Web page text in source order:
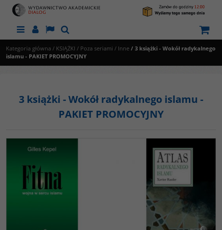
MenuPanelLangSzukaj
Kategoria główna / KSIĄŻKI / Poza seriami / Inne / 3 książki - Wokół radykalnego
islamu - PAKIET PROMOCYJNY
3 książki - Wokół radykalnego islamu -
PAKIET PROMOCYJNY